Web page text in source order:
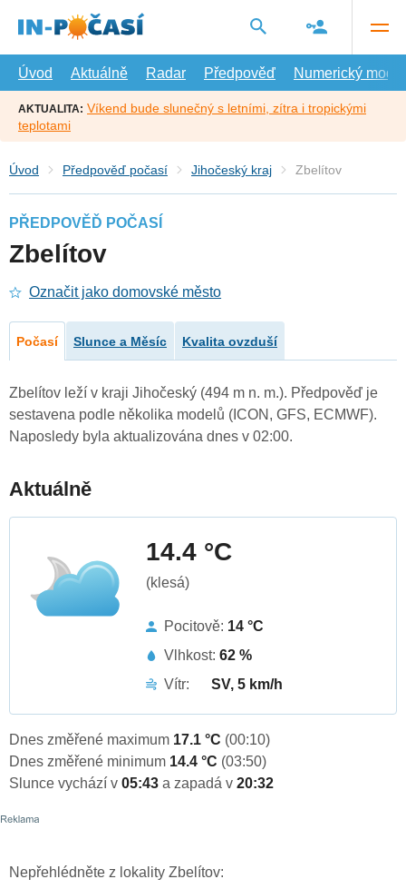
hlavní
Úvod
Aktuálně Radar Předpověď Numerický model
AKTUALITA: Víkend bude slunečný s letními, zítra i tropickými
teplotami
Úvod Předpověď počasí Jihočeský kraj Zbelítov
PŘEDPOVĚĎ POČASÍ
Zbelítov
Označit jako domovské město
Počasí Slunce a Měsíc Kvalita ovzduší
Zbelítov leží v kraji Jihočeský (494 m n. m.). Předpověď je
sestavena podle několika modelů (ICON, GFS, ECMWF).
Naposledy byla aktualizována dnes v 02:00.
Aktuálně
14.4 °C
(klesá)
Pocitově: 14 °C
Vlhkost: 62 %
Vítr:
SV, 5 km/h
Dnes změřené maximum 17.1 °C (00:10)
Dnes změřené minimum 14.4 °C (03:50)
Slunce vychází v 05:43 a zapadá v 20:32
Nepřehlédněte z lokality Zbelítov: